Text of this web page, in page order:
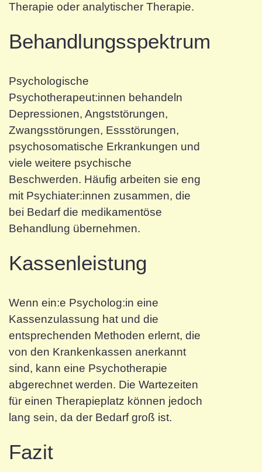
Therapie oder analytischer Therapie.
Behandlungsspektrum
Psychologische
Psychotherapeut:innen behandeln
Depressionen, Angststörungen,
Zwangsstörungen, Essstörungen,
psychosomatische Erkrankungen und
viele weitere psychische
Beschwerden. Häufig arbeiten sie eng
mit Psychiater:innen zusammen, die
bei Bedarf die medikamentöse
Behandlung übernehmen.
Kassenleistung
Wenn ein:e Psycholog:in eine
Kassenzulassung hat und die
entsprechenden Methoden erlernt, die
von den Krankenkassen anerkannt
sind, kann eine Psychotherapie
abgerechnet werden. Die Wartezeiten
für einen Therapieplatz können jedoch
lang sein, da der Bedarf groß ist.
Fazit